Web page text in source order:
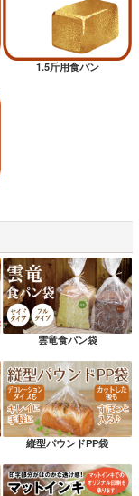
1.5斤用食パン
雲竜食パン袋
縦型パウンドPP袋